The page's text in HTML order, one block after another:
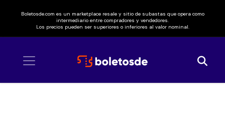
Boletosde.com es un marketplace resale y sitio de subastas que opera como
intermediario entre compradores y vendedores.
Los precios pueden ser superiores o inferiores al valor nominal.